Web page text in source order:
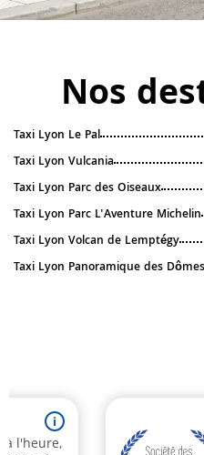
Nos
Taxi Lyon Le Pal
Taxi Lyon Vulcania
Taxi Lyon Parc des Oiseaux
Taxi Lyon Parc L'Aventure Michelin
Taxi Lyon Volcan de Lemptégy
Taxi Lyon Panoramique des Dômes